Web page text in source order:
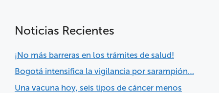
Noticias Recientes
¡No más barreras en los trámites de salud!
Bogotá intensifica la vigilancia por sarampión…
Una vacuna hoy, seis tipos de cáncer menos